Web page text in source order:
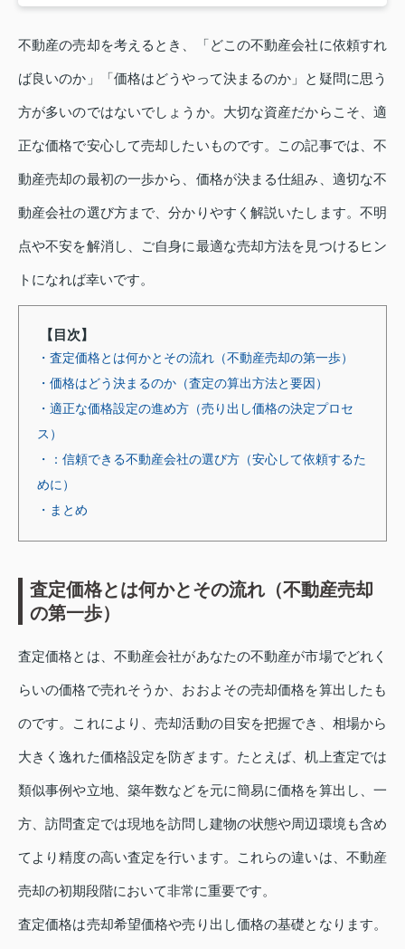
不動産の売却を考えるとき、「どこの不動産会社に依頼すれ
ば良いのか」「価格はどうやって決まるのか」と疑問に思う
方が多いのではないでしょうか。大切な資産だからこそ、適
正な価格で安心して売却したいものです。この記事では、不
動産売却の最初の一歩から、価格が決まる仕組み、適切な不
動産会社の選び方まで、分かりやすく解説いたします。不明
点や不安を解消し、ご自身に最適な売却方法を見つけるヒン
トになれば幸いです。
【目次】
・査定価格とは何かとその流れ（不動産売却の第一歩）
・価格はどう決まるのか（査定の算出方法と要因）
・適正な価格設定の進め方（売り出し価格の決定プロセ
ス）
・：信頼できる不動産会社の選び方（安心して依頼するた
めに）
・まとめ
査定価格とは何かとその流れ（不動産売却
の第一歩）
査定価格とは、不動産会社があなたの不動産が市場でどれく
らいの価格で売れそうか、おおよその売却価格を算出したも
のです。これにより、売却活動の目安を把握でき、相場から
大きく逸れた価格設定を防ぎます。たとえば、机上査定では
類似事例や立地、築年数などを元に簡易に価格を算出し、一
方、訪問査定では現地を訪問し建物の状態や周辺環境も含め
てより精度の高い査定を行います。これらの違いは、不動産
売却の初期段階において非常に重要です。
査定価格は売却希望価格や売り出し価格の基礎となります。